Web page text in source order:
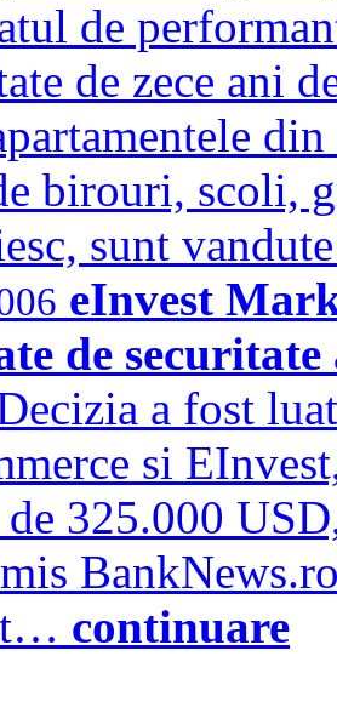
de
de zece ani
birouri, scoli,
sunt
eInvest
de
a fost
si
de 325.000
continuare